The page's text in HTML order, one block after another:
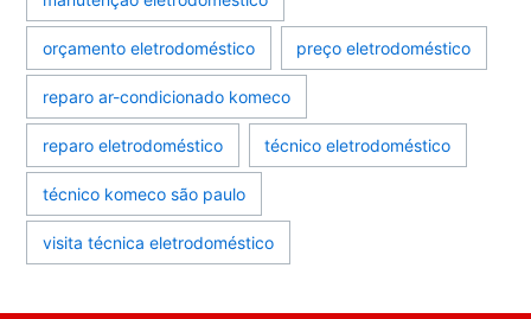
orçamento eletrodoméstico preço eletrodoméstico
reparo ar-condicionado komeco
reparo eletrodoméstico técnico eletrodoméstico
técnico komeco são paulo
visita técnica eletrodoméstico